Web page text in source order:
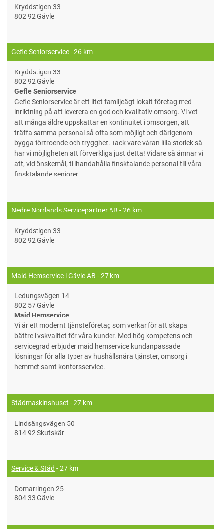
Kryddstigen 33
802 92 Gävle
Gefle Seniorservice- 26 km
Kryddstigen 33
802 92 Gävle
Gefle Seniorservice
Gefle Seniorservice är ett litet familjeägt lokalt företag med
inriktning på att leverera en god och kvalitativ omsorg. Vi vet
att många äldre uppskattar en kontinuitet i omsorgen, att
träffa samma personal så ofta som möjligt och därigenom
bygga förtroende och trygghet. Tack vare våran lilla storlek så
har vi möjligheten att förverkliga just detta! Vidare så ämnar vi
att, vid önskemål, tillhandahålla finsktalande personal till våra
finsktalande seniorer.
Nedre Norrlands Servicepartner AB - 26 km
Kryddstigen 33
802 92 Gävle
Maid Hemservice i Gävle AB - 27 km
Ledungsvägen 14
802 57 Gävle
Maid Hemservice
Vi är ett modernt tjänsteföretag som verkar för att skapa
bättre livskvalitet för våra kunder. Med hög kompetens och
servicegrad erbjuder maid hemservice kundanpassade
lösningar för alla typer av hushållsnära tjänster, omsorg i
hemmet samt kontorsservice.
Städmaskinshuset - 27 km
Lindsängsvägen 50
814 92 Skutskär
Service & Städ - 27 km
Domarringen 25
804 33 Gävle